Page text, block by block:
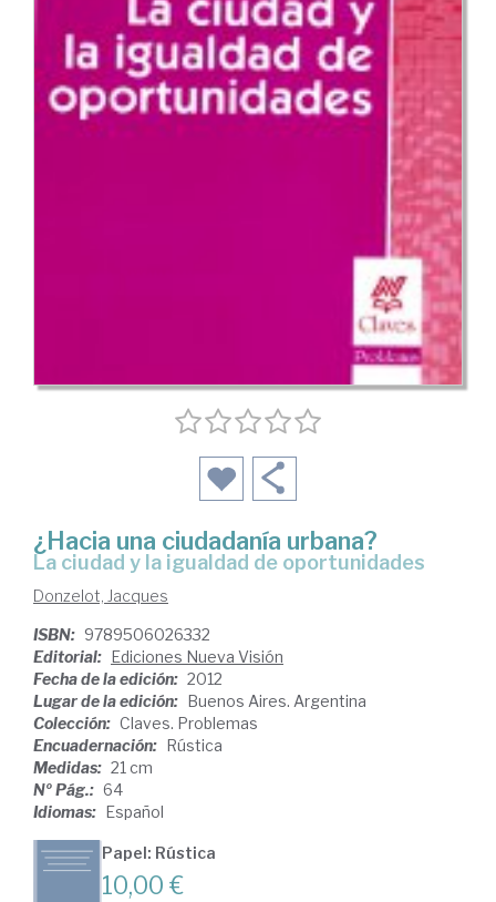
¿Hacia una ciudadanía urbana?
la ciudad y la igualdad de oportunidades
Donzelot, Jacques
ISBN: 9789506026332
Editorial: Ediciones Nueva Visión
Fecha de la edición: 2012
Lugar de la edición: Buenos Aires. Argentina
Colección: Claves. Problemas
Encuadernación: Rústica
Medidas: 21 cm
Nº Pág.: 64
Idiomas: Español
Papel: Rústica
10,00 €